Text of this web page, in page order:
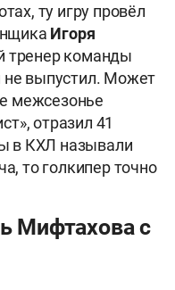
ту игру провёл
Игоря
тренер команды
не выпустил. Может
межсезонье
отразил 41
в КХЛ называли
то голкипер точно
Мифтахова с